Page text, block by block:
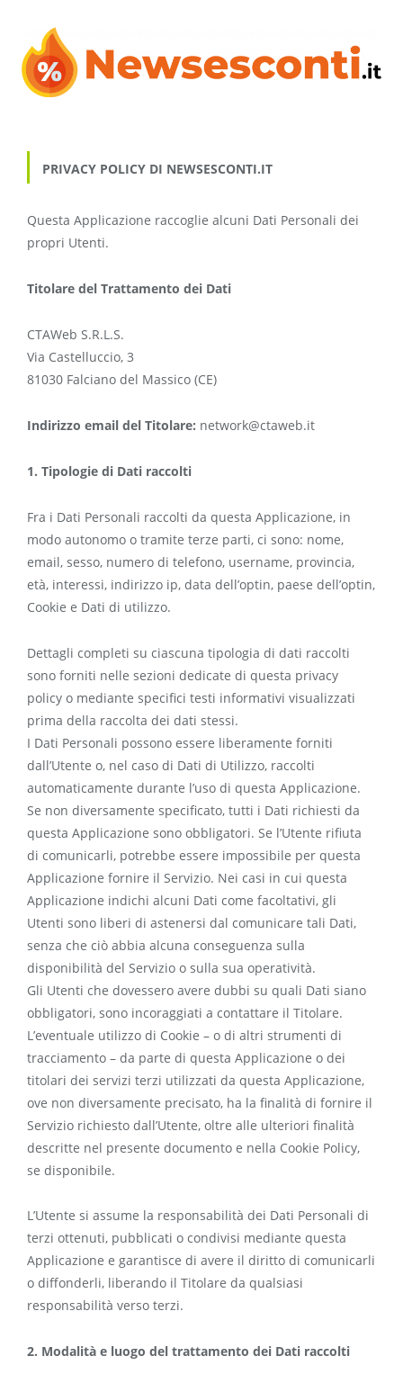
PRIVACY POLICY DI NEWSESCONTI.IT
Questa Applicazione raccoglie alcuni Dati Personali dei
propri Utenti.
Titolare del Trattamento dei Dati
CTAWeb S.R.L.S.
Via Castelluccio, 3
81030 Falciano del Massico (CE)
Indirizzo email del Titolare: network@ctaweb.it
1. Tipologie di Dati raccolti
Fra i Dati Personali raccolti da questa Applicazione, in
modo autonomo o tramite terze parti, ci sono: nome,
email, sesso, numero di telefono, username, provincia,
età, interessi, indirizzo ip, data dell’optin, paese dell’optin,
Cookie e Dati di utilizzo.
Dettagli completi su ciascuna tipologia di dati raccolti
sono forniti nelle sezioni dedicate di questa privacy
policy o mediante specifici testi informativi visualizzati
prima della raccolta dei dati stessi.
I Dati Personali possono essere liberamente forniti
dall’Utente o, nel caso di Dati di Utilizzo, raccolti
automaticamente durante l’uso di questa Applicazione.
Se non diversamente specificato, tutti i Dati richiesti da
questa Applicazione sono obbligatori. Se l’Utente rifiuta
di comunicarli, potrebbe essere impossibile per questa
Applicazione fornire il Servizio. Nei casi in cui questa
Applicazione indichi alcuni Dati come facoltativi, gli
Utenti sono liberi di astenersi dal comunicare tali Dati,
senza che ciò abbia alcuna conseguenza sulla
disponibilità del Servizio o sulla sua operatività.
Gli Utenti che dovessero avere dubbi su quali Dati siano
obbligatori, sono incoraggiati a contattare il Titolare.
L’eventuale utilizzo di Cookie – o di altri strumenti di
tracciamento – da parte di questa Applicazione o dei
titolari dei servizi terzi utilizzati da questa Applicazione,
ove non diversamente precisato, ha la finalità di fornire il
Servizio richiesto dall’Utente, oltre alle ulteriori finalità
descritte nel presente documento e nella Cookie Policy,
se disponibile.
L’Utente si assume la responsabilità dei Dati Personali di
terzi ottenuti, pubblicati o condivisi mediante questa
Applicazione e garantisce di avere il diritto di comunicarli
o diffonderli, liberando il Titolare da qualsiasi
responsabilità verso terzi.
2. Modalità e luogo del trattamento dei Dati raccolti